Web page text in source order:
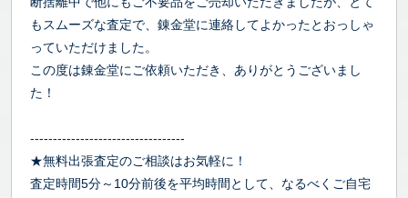
もスムーズな査定で、錬金堂に連絡してよかったとおっしゃ
っていただけました。
この度は錬金堂にご依頼いただき、ありがとうございまし
た！
----------------------------------
★無料出張査定のご相談はお気軽に！
査定時間5分～10分前後を平均時間として、なるべくご自宅